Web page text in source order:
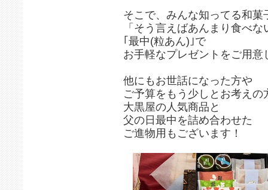
そこで、みんな知ってる和菓
「そう言えばあんまり食べ
｢最中(粒あん)｣で
お手軽なプレゼントをご用
他にもお世話になった方や
ご予算をもう少しとお考えの
大黒屋の人気商品と
父の日最中を詰め合わせた
ご進物用もございます！